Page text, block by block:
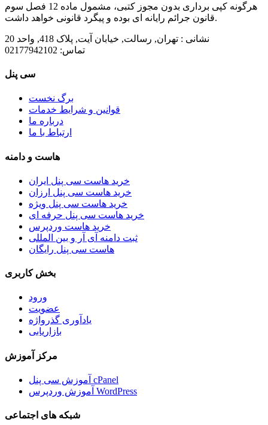
هرگونه کپی برداری بدون مجوز کتبی، مشمول ماده 12 فصل سوم
قانون جرائم رایانه ای بوده و پیگرد قانونی خواهد داشت.
نشانی : تهران, رسالت, خیابان آیت, پلاک 418, واحد 20
تماس:
سی پنل
برگ نخست
قوانین و شرایط خدمات
درباره ما
ارتباط با ما
هاست و دامنه
خرید هاست سی پنل ایران
خرید هاست سی پنل ارزان
خرید هاست سی پنل ویژه
خرید هاست سی پنل حرفه ای
خرید هاست وردپرس
ثبت دامنه آی آر و بین المللی
هاست سی پنل رایگان
بخش کاربری
ورود
عضویت
یادآوری گذرواژه
بازاریابی
مرکز آموزش
آموزش سی پنل cPanel
آموزش وردپرس WordPress
شبکه های اجتماعی